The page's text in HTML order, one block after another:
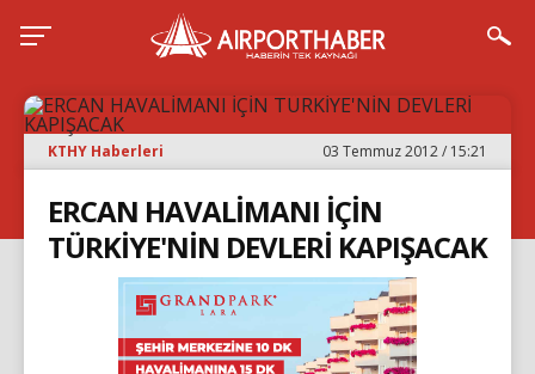
KTHY Haberleri 03 Temmuz 2012 / 15:21
ERCAN HAVALİMANI İÇİN
TÜRKİYE'NİN DEVLERİ KAPIŞACAK